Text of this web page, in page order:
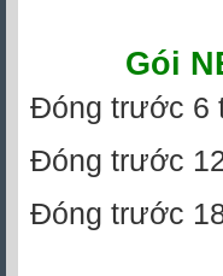
Gói
Đóng trước 6
Đóng trước
Đóng trước